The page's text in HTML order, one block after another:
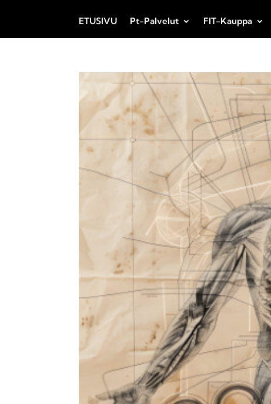
ETUSIVU Pt-Palvelut FIT-Kauppa